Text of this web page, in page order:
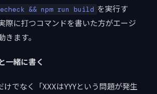
&& npm run build を実行す
際に打つコマンドを書いた方がエージ
きます。
一緒に書く
けでなく「XXXはYYYという問題が発生